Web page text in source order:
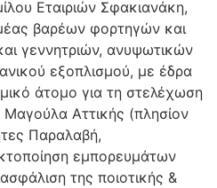
Εταιριών Σφακιανάκη,
βαρέων φορτηγών και
γεννητριών, ανυψωτικών
εξοπλισμού, με έδρα
άτομο για τη στελέχωση
Αττικής (πλησίον
Παραλαβή,
εμπορευμάτων
της ποιοτικής &